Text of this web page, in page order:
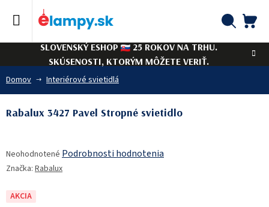
SLOVENSKÝ ESHOP
25 ROKOV NA TRHU.
SKÚSENOSTI, KTORÝM MÔŽETE VERIŤ.
Domov Interiérové svietidlá
Rabalux 3427 Pavel Stropné svietidlo
hodnotenie
produktu
0,0
Neohodnotené Podrobnosti hodnotenia
Značka: Rabalux
AKCIA